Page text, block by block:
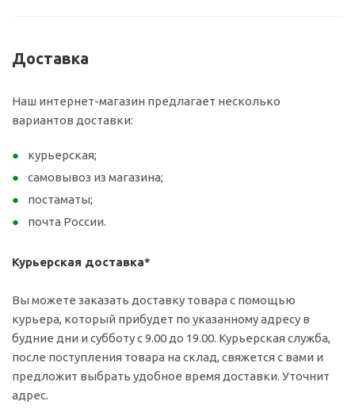
Доставка
Наш интернет-магазин предлагает несколько
вариантов доставки:
курьерская;
самовывоз из магазина;
постаматы;
почта России.
Курьерская доставка*
Вы можете заказать доставку товара с помощью
курьера, который прибудет по указанному адресу в
будние дни и субботу с 9.00 до 19.00. Курьерская служба,
после поступления товара на склад, свяжется с вами и
предложит выбрать удобное время доставки. Уточнит
адрес.